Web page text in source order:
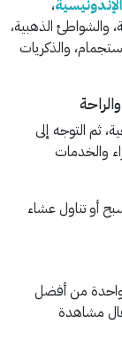
،
والشواطئ الذهبية،
والذكريات
ثم التوجه إلى
والخدمات
أو تناول عشاء
واحدة من أفضل
مشاهدة